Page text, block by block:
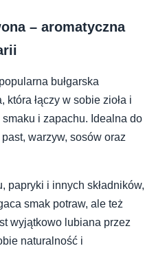
– aromatyczna
bułgarska
łączy w sobie zioła i
i zapachu. Idealna do
warzyw, sosów oraz
papryki i innych składników,
smak potraw, ale też
wyjątkowo lubiana przez
naturalność i